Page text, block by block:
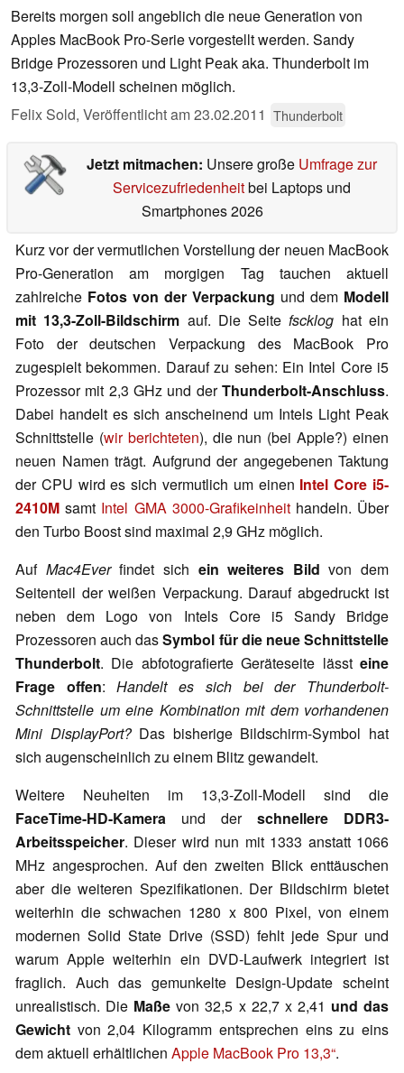
Bereits morgen soll angeblich die neue Generation von
Apples MacBook Pro-Serie vorgestellt werden. Sandy
Bridge Prozessoren und Light Peak aka. Thunderbolt im
13,3-Zoll-Modell scheinen möglich.
Felix Sold, Veröffentlicht am23.02.2011 Thunderbolt
Jetzt mitmachen: Unsere große Umfrage zur
Servicezufriedenheitbei Laptops und
Smartphones 2026
Kurz vor der vermutlichen Vorstellung der neuen MacBook
Pro-Generation am morgigen Tag tauchen aktuell
zahlreiche Fotos von der Verpackung und dem Modell
mit 13,3-Zoll-Bildschirm auf. Die Seitefscklog hat ein
Foto der deutschen Verpackung des MacBook Pro
zugespielt bekommen. Darauf zu sehen: Ein Intel Core i5
Prozessor mit 2,3 GHz und derThunderbolt-Anschluss.
Dabei handelt es sich anscheinend um Intels Light Peak
Schnittstelle (wir berichteten), die nun (bei Apple?) einen
neuen Namen trägt. Aufgrund der angegebenen Taktung
der CPU wird es sich vermutlich um einen Intel Core i5-
2410M samt Intel GMA 3000-Grafikeinheithandeln. Über
den Turbo Boost sind maximal 2,9 GHz möglich.
Auf Mac4Everfindet sich ein weiteres Bildvon dem
Seitenteil der weißen Verpackung. Darauf abgedruckt ist
neben dem Logo von Intels Core i5 Sandy Bridge
Prozessoren auch dasSymbol für die neue Schnittstelle
Thunderbolt. Die abfotografierte Geräteseite lässt eine
Frage offen: Handelt es sich bei der Thunderbolt-
Schnittstelle um eine Kombination mit dem vorhandenen
Mini DisplayPort?Das bisherige Bildschirm-Symbol hat
sich augenscheinlich zu einem Blitz gewandelt.
Weitere Neuheiten im 13,3-Zoll-Modell sind die
FaceTime-HD-Kamera und der schnellere DDR3-
Arbeitsspeicher. Dieser wird nun mit 1333 anstatt 1066
MHz angesprochen. Auf den zweiten Blick enttäuschen
aber die weiteren Spezifikationen. Der Bildschirm bietet
weiterhin die schwachen 1280 x 800 Pixel, von einem
modernen Solid State Drive (SSD) fehlt jede Spur und
warum Apple weiterhin ein DVD-Laufwerk integriert ist
fraglich. Auch das gemunkelte Design-Update scheint
unrealistisch. Die Maßevon 32,5 x 22,7 x 2,41 und das
Gewicht von 2,04 Kilogramm entsprechen eins zu eins
dem aktuell erhältlichen Apple MacBook Pro 13,3“.